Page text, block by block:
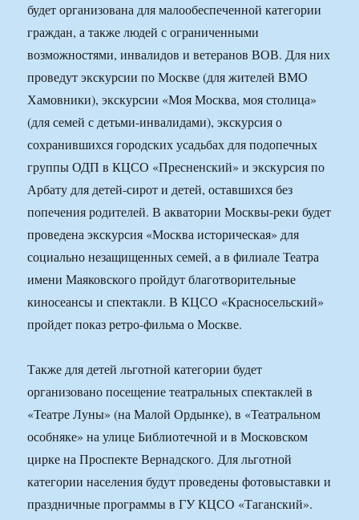
будет организована для малообеспеченной категории
граждан, а также людей с ограниченными
возможностями, инвалидов и ветеранов ВОВ. Для них
проведут экскурсии по Москве (для жителей ВМО
Хамовники), экскурсии «Моя Москва, моя столица»
(для семей с детьми-инвалидами), экскурсия о
сохранившихся городских усадьбах для подопечных
группы ОДП в КЦСО «Пресненский» и экскурсия по
Арбату для детей-сирот и детей, оставшихся без
попечения родителей. В акватории Москвы-реки будет
проведена экскурсия «Москва историческая» для
социально незащищенных семей, а в филиале Театра
имени Маяковского пройдут благотворительные
киносеансы и спектакли. В КЦСО «Красносельский»
пройдет показ ретро-фильма о Москве.
Также для детей льготной категории будет
организовано посещение театральных спектаклей в
«Театре Луны» (на Малой Ордынке), в «Театральном
особняке» на улице Библиотечной и в Московском
цирке на Проспекте Вернадского. Для льготной
категории населения будут проведены фотовыставки и
праздничные программы в ГУ КЦСО «Таганский».